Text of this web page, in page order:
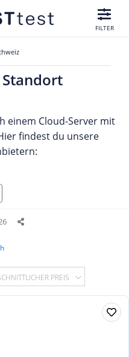
FILTER
einem Cloud-Server mit
findest du unsere
PREIS